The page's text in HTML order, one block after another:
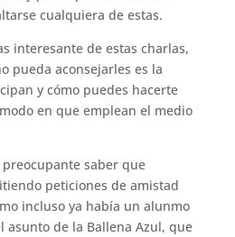
cualquiera de estas.
interesante de estas charlas,
pueda aconsejarles es la
y cómo puedes hacerte
en que emplean el medio
saber que
peticiones de amistad
incluso ya había un alunmo
asunto de la Ballena Azul, que